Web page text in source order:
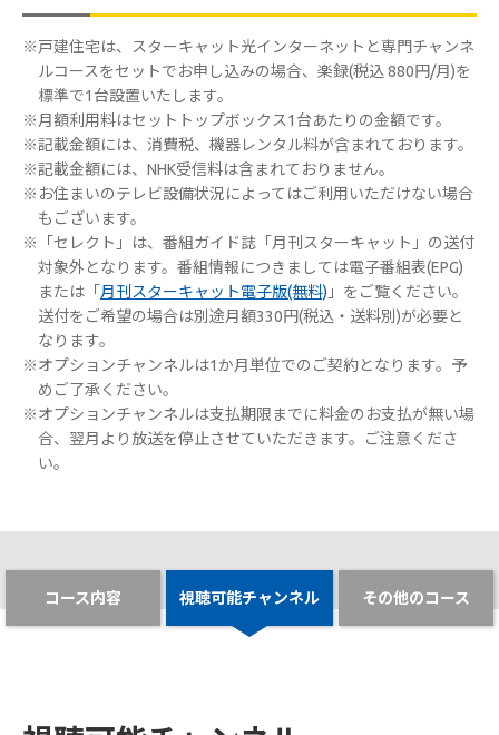
※戸建住宅は、スターキャット光インターネットと専門チャンネ
ルコースをセットでお申し込みの場合、楽録(税込 880円/月)を
標準で1台設置いたします。
※月額利用料はセットトップボックス1台あたりの金額です。
※記載金額には、消費税、機器レンタル料が含まれております。
※記載金額には、NHK受信料は含まれておりません。
※お住まいのテレビ設備状況によってはご利用いただけない場合
もございます。
※「セレクト」は、番組ガイド誌「月刊スターキャット」の送付
対象外となります。番組情報につきましては電子番組表(EPG)
または「 月刊スターキャット電子版(無料) 」をご覧ください。
送付をご希望の場合は別途月額330円(税込・送料別)が必要と
なります。
※オプションチャンネルは1か月単位でのご契約となります。予
めご了承ください。
※オプションチャンネルは支払期限までに料金のお支払が無い場
合、翌月より放送を停止させていただきます。ご注意くださ
い。
コース内容 視聴可能チャンネル その他のコース